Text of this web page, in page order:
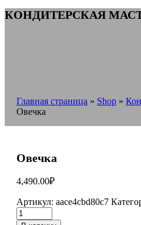
КОНДИТЕРСКАЯ
Главная страница » Shop »
Овечка
Овечка
4,490.00₽
Артикул: aace4cbd80c7